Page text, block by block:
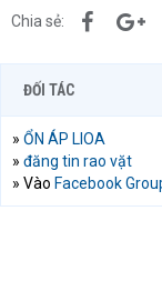
Chia sẻ:
ĐỐI TÁC
» ỔN ÁP LIOA
» đăng tin rao vặt
» Vào Facebook